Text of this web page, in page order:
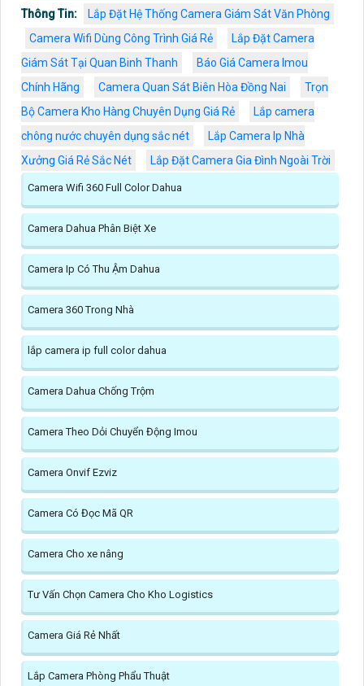
Thông Tin:
Lắp Đặt Hệ Thống Camera Giám Sát Văn Phòng
Camera Wifi Dùng Công Trình Giá Rẻ
Lắp Đặt Camera
Giám Sát Tại Quan Binh Thanh
Báo Giá Camera Imou
Chính Hãng
Camera Quan Sát Biên Hòa Đồng Nai
Trọn
Bộ Camera Kho Hàng Chuyên Dụng Giá Rẻ
Lắp camera
chông nước chuyên dụng sắc nét
Lắp Camera Ip Nhà
Xưởng Giá Rẻ Sắc Nét
Lắp Đặt Camera Gia Đình Ngoài Trời
Camera Wifi 360 Full Color Dahua
Camera Dahua Phân Biệt Xe
Camera Ip Có Thu Ậm Dahua
Camera 360 Trong Nhà
lắp camera ip full color dahua
Camera Dahua Chống Trộm
Camera Theo Dỏi Chuyển Động Imou
Camera Onvif Ezviz
Camera Có Đọc Mã QR
Camera Cho xe nâng
Tư Vấn Chọn Camera Cho Kho Logistics
Camera Giá Rẻ Nhất
Lắp Camera Phòng Phẩu Thuật